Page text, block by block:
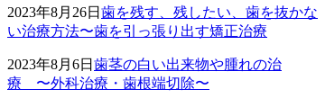
2023年8月26日 歯を残す、残したい、歯を抜かな
い治療方法〜歯を引っ張り出す矯正治療
2023年8月6日 歯茎の白い出来物や腫れの治
療 〜外科治療・歯根端切除〜